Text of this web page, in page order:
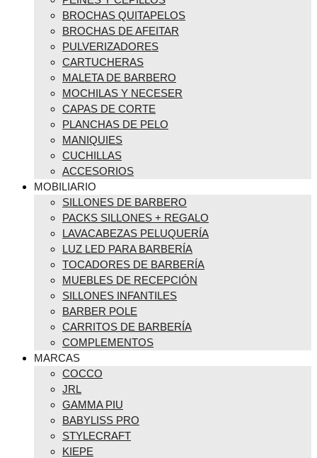
BROCHAS QUITAPELOS
BROCHAS DE AFEITAR
PULVERIZADORES
CARTUCHERAS
MALETA DE BARBERO
MOCHILAS Y NECESER
CAPAS DE CORTE
PLANCHAS DE PELO
MANIQUIES
CUCHILLAS
ACCESORIOS
MOBILIARIO
SILLONES DE BARBERO
PACKS SILLONES + REGALO
LAVACABEZAS PELUQUERÍA
LUZ LED PARA BARBERÍA
TOCADORES DE BARBERÍA
MUEBLES DE RECEPCIÓN
SILLONES INFANTILES
BARBER POLE
CARRITOS DE BARBERÍA
COMPLEMENTOS
MARCAS
COCCO
JRL
GAMMA PIU
BABYLISS PRO
STYLECRAFT
KIEPE